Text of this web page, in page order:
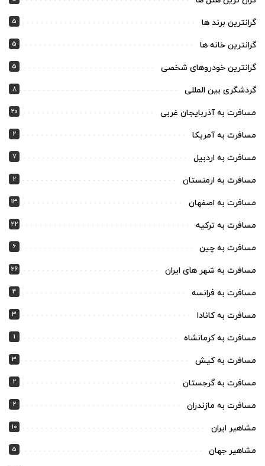
گرانترین برند ها 5
گرانترین خانه ها 5
گرانترین خودروهای شخصی 5
گردشگری بین المللی 8
مسافرت به آذربایجان غربی 20
مسافرت به آمریکا 2
مسافرت به اردبیل 7
مسافرت به ارمنستان 2
مسافرت به اصفهان 13
مسافرت به ترکیه 22
مسافرت به چین 6
مسافرت به شهر های ایران 26
مسافرت به فرانسه 4
مسافرت به کانادا 3
مسافرت به کرمانشاه 1
مسافرت به کیش 3
مسافرت به گرجستان 2
مسافرت به مازندران 2
مشاهیر ایران 10
مشاهیر جهان 5